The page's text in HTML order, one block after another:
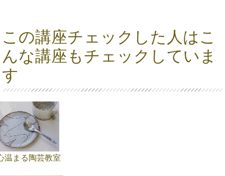
この講座チェックした人はこ
んな講座もチェックしていま
す
温まる陶芸教室